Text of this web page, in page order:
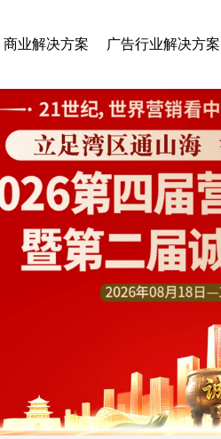
智慧乡村
商业解决方案
旅游行业
广告行业解决方案